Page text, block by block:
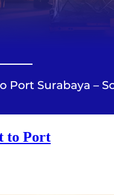
to Port